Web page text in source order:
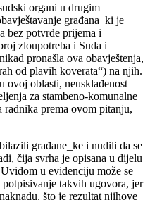
organi u drugim
građana_ki je
bez potvrde prijema i
zloupotreba i Suda i
pronašla ova obavještenja,
od plavih koverata“) na njih.
ovoj oblasti, neusklađenost
za stambeno-komunalne
radnika prema ovom pitanju,
građane_ke i nudili da se
čija svrha je opisana u dijelu
u evidenciju može se
takvih ugovora, jer
što je rezultat njihove